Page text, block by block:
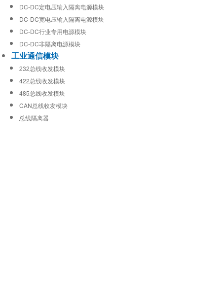
DC-DC定电压输入隔离电源模块
DC-DC宽电压输入隔离电源模块
DC-DC行业专用电源模块
DC-DC非隔离电源模块
工业通信模块
232总线收发模块
422总线收发模块
485总线收发模块
CAN总线收发模块
总线隔离器